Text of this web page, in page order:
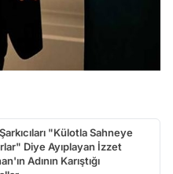
"Külotla Sahneye
Diye Ayıplayan İzzet
Adının Karıştığı